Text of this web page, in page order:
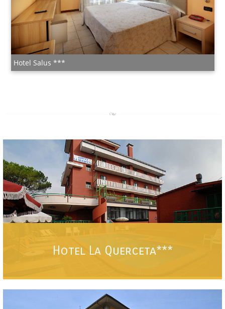
Hotel Salus ***
Hotel La Querceta***
Hotel Ristorante per una vacanza rilassante a pochi passi dal centro con
parcheggio e piscina.